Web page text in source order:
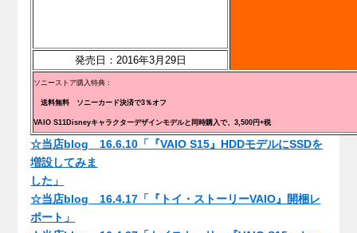
発売日： 2016年3月29日
ソニーストア購入特典：
送料無料 ソニーカード決済で3％オフ
VAIO S11Disneyキャラクターデザインモデルと同時購入で、3,500円+税
☆当店blog 16.6.10「『VAIO S15』HDDモデルにSSDを
増設してみま
した」
☆当店blog 16.4.17「『トイ・ストーリーVAIO』開梱レ
ポート」